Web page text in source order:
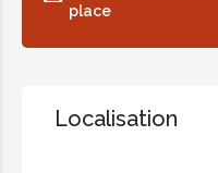
place
Localisation